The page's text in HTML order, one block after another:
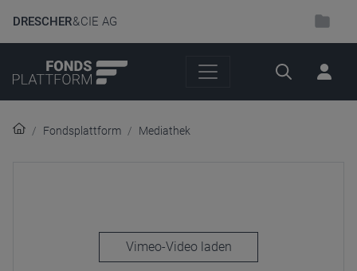
DRESCHER& CIE AG
Suche
Fondsplattform Mediathek
laden